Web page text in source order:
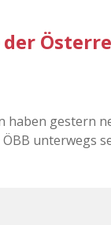
haben gestern
unterwegs